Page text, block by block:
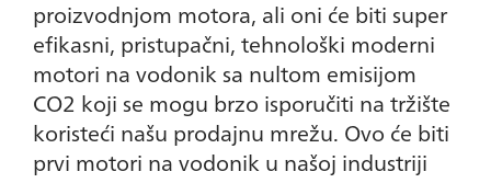
proizvodnjom motora, ali oni će biti super
efikasni, pristupačni, tehnološki moderni
motori na vodonik sa nultom emisijom
CO2 koji se mogu brzo isporučiti na tržište
koristeći našu prodajnu mrežu. Ovo će biti
prvi motori na vodonik u našoj industriji